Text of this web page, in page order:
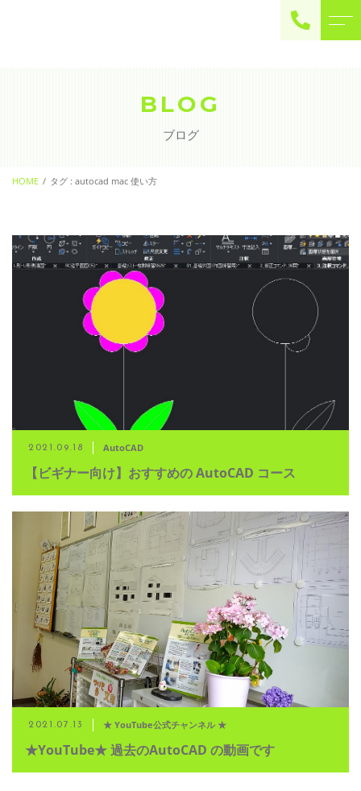
contact
BLOG
ブログ
HOME タグ : autocad mac 使い方
2021.09.18 AutoCAD
【ビギナー向け】おすすめの AutoCAD コース
2021.07.13 ★ YouTube公式チャンネル ★
★YouTube★ 過去のAutoCAD の動画です